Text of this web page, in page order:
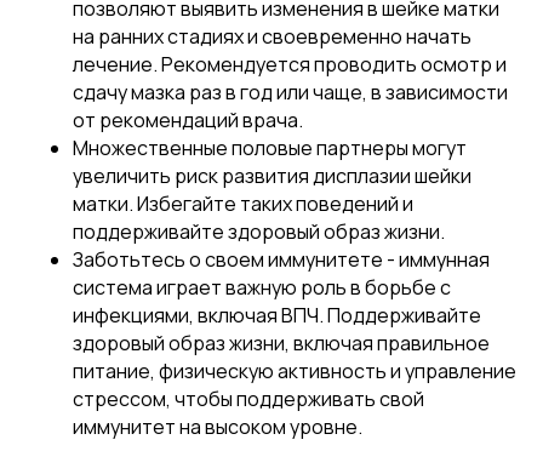
позволяют выявить изменения в шейке матки
на ранних стадиях и своевременно начать
лечение. Рекомендуется проводить осмотр и
сдачу мазка раз в год или чаще, в зависимости
от рекомендаций врача.
Множественные половые партнеры могут
увеличить риск развития дисплазии шейки
матки. Избегайте таких поведений и
поддерживайте здоровый образ жизни.
Заботьтесь о своем иммунитете - иммунная
система играет важную роль в борьбе с
инфекциями, включая ВПЧ. Поддерживайте
здоровый образ жизни, включая правильное
питание, физическую активность и управление
стрессом, чтобы поддерживать свой
иммунитет на высоком уровне.
Отправить заявку
+7 (495) 946-70-00
Многопрофильная клиника
г. Химки, ул. Маяковского д. 1
Записаться на прием